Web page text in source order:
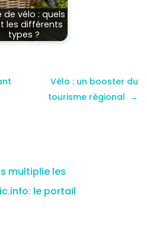
de vélo : quels
les différents
types ?
Vélo : un booster du
tourisme régional
multiplie les
le portail